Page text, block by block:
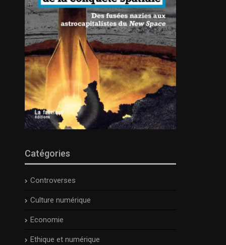
Catégories
Controverses
Culture numérique
Economie
Ethique et numérique